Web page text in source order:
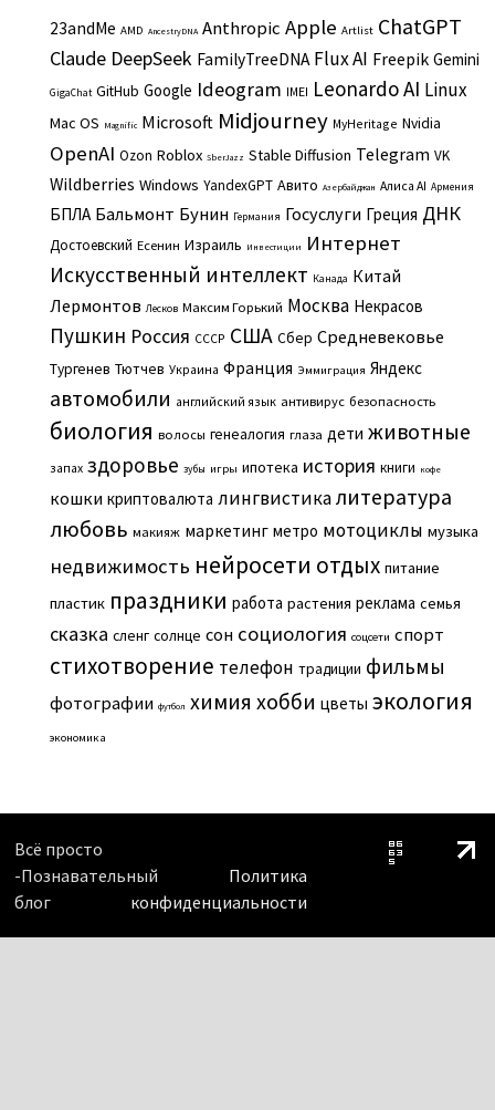
23andMe AMD AncestryDNA Anthropic Apple Artlist ChatGPT
Claude DeepSeek FamilyTreeDNA Flux AI Freepik Gemini
GigaChat GitHub Google Ideogram IMEI Leonardo AI Linux
Mac OS Magnific Microsoft Midjourney MyHeritage Nvidia
OpenAI Ozon Roblox SberJazz Stable Diffusion Telegram VK
Wildberries Windows YandexGPT Авито Азербайджан Алиса AI Армения
БПЛА Бальмонт Бунин Германия Госуслуги Греция ДНК
Достоевский Есенин Израиль Инвестиции Интернет
Искусственный интеллект Канада Китай
Лермонтов Лесков Максим Горький Москва Некрасов
Пушкин Россия СССР США Сбер Средневековье
Тургенев Тютчев Украина Франция Эммиграция Яндекс
автомобили английский язык антивирус безопасность
биология волосы генеалогия глаза дети животные
запах здоровье зубы игры ипотека история книги кофе
кошки криптовалюта лингвистикалитература
любовь макияж маркетинг метро мотоциклы музыка
недвижимость нейросети отдых питание
пластик праздники работа растения реклама семья
сказка сленг солнце сон социология соцсети спорт
стихотворение телефон традиции фильмы
фотографии футбол химия хобби цветы экология
экономика
Всё просто
-Познавательный
блог
Политика
конфиденциальности